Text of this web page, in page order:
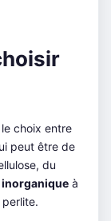
choix entre
peut être de
du
à